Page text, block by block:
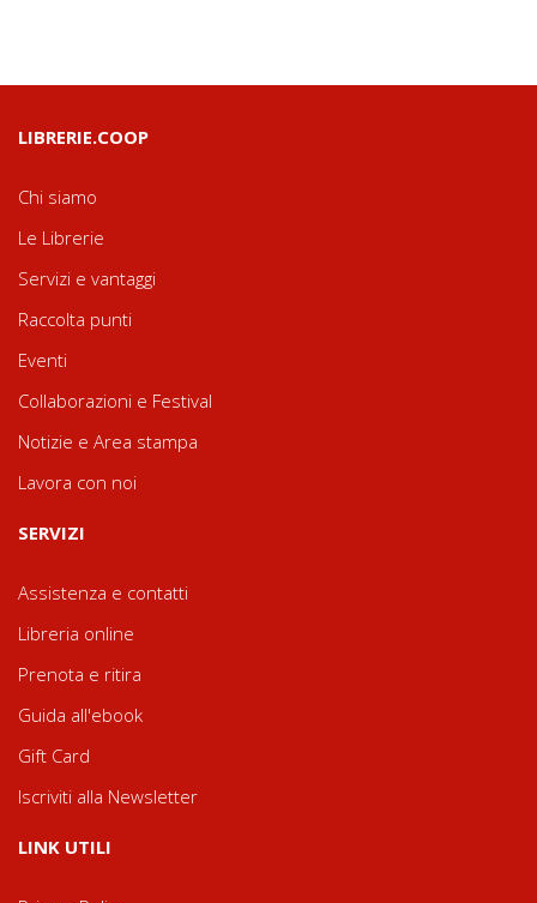
LIBRERIE.COOP
Chi siamo
Le Librerie
Servizi e vantaggi
Raccolta punti
Eventi
Collaborazioni e Festival
Notizie e Area stampa
Lavora con noi
SERVIZI
Assistenza e contatti
Libreria online
Prenota e ritira
Guida all'ebook
Gift Card
Iscriviti alla Newsletter
LINK UTILI